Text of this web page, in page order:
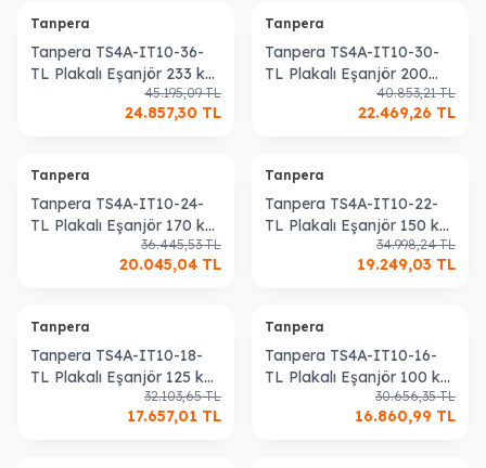
Tanpera
Tanpera TS4A-IT10-36-
TL Plakalı Eşanjör 233 kW
Kullanım Sıcak Suyu
Isıtma Eşanjörü
45.195,09TL
24.857,30 TL
Tanpera
Tanpera TS4A-IT10-30-
TL Plakalı Eşanjör 200
kW Kullanım Sıcak Suyu
Isıtma Eşanjörü
40.853,21TL
22.469,26 TL
Tanpera
Tanpera TS4A-IT10-24-
TL Plakalı Eşanjör 170 kW
Kullanım Sıcak Suyu
Isıtma Eşanjörü
36.445,53TL
20.045,04 TL
Tanpera
Tanpera TS4A-IT10-22-
TL Plakalı Eşanjör 150 kW
Kullanım Sıcak Suyu
Isıtma Eşanjörü
34.998,24TL
19.249,03 TL
Tanpera
Tanpera TS4A-IT10-18-
TL Plakalı Eşanjör 125 kW
Kullanım Sıcak Suyu
Isıtma Eşanjörü
32.103,65TL
17.657,01 TL
Tanpera
Tanpera TS4A-IT10-16-
TL Plakalı Eşanjör 100 kW
Kullanım Sıcak Suyu
Isıtma Eşanjörü
30.656,35TL
16.860,99 TL